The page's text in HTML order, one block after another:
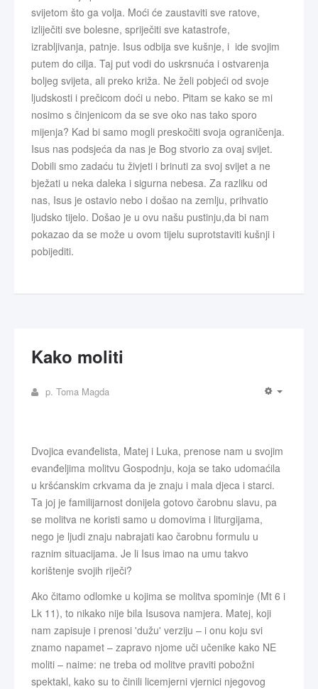
svijetom što ga volja. Moći će zaustaviti sve ratove,
izliječiti sve bolesne, spriječiti sve katastrofe,
izrabljivanja, patnje. Isus odbija sve kušnje, i ide svojim
putem do cilja. Taj put vodi do uskrsnuća i ostvarenja
boljeg svijeta, ali preko križa. Ne želi pobjeći od svoje
ljudskosti i prečicom doći u nebo. Pitam se kako se mi
nosimo s činjenicom da se sve oko nas tako sporo
mijenja? Kad bi samo mogli preskočiti svoja ograničenja.
Isus nas podsjeća da nas je Bog stvorio za ovaj svijet.
Dobili smo zadaću tu živjeti i brinuti za svoj svijet a ne
bježati u neka daleka i sigurna nebesa. Za razliku od
nas, Isus je ostavio nebo i došao na zemlju, prihvatio
ljudsko tijelo. Došao je u ovu našu pustinju,da bi nam
pokazao da se može u ovom tijelu suprotstaviti kušnji i
pobijediti.
Kako moliti
p. Toma Magda
Dvojica evanđelista, Matej i Luka, prenose nam u svojim
evanđeljima molitvu Gospodnju, koja se tako udomaćila
u kršćanskim crkvama da je znaju i mala djeca i starci.
Ta joj je familijarnost donijela gotovo čarobnu slavu, pa
se molitva ne koristi samo u domovima i liturgijama,
nego je ljudi znaju nabrajati kao čarobnu formulu u
raznim situacijama. Je li Isus imao na umu takvo
korištenje svojih riječi?
Ako čitamo odlomke u kojima se molitva spominje (Mt 6 i
Lk 11), to nikako nije bila Isusova namjera. Matej, koji
nam zapisuje i prenosi 'dužu' verziju – i onu koju svi
znamo napamet – zapravo njome uči učenike kako NE
moliti – naime: ne treba od molitve praviti pobožni
spektakl, kako su to činili licemjerni vjernici njegovog